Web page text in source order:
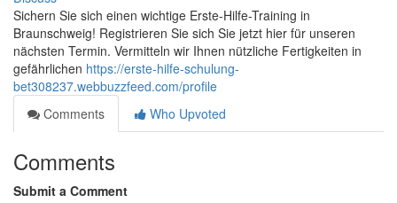
Sichern Sie sich einen wichtige Erste-Hilfe-Training in
Braunschweig! Registrieren Sie sich Sie jetzt hier für unseren
nächsten Termin. Vermitteln wir Ihnen nützliche Fertigkeiten in
gefährlichen https://erste-hilfe-schulung-
bet308237.webbuzzfeed.com/profile
Comments
Who Upvoted
Comments
Submit a Comment